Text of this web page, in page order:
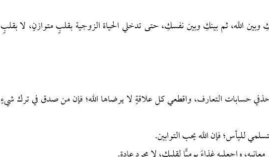
الله، ثم بينكِ وبين نفسكِ، حتى تدخلي الحياة الزوجية بقلبٍ متوازنٍ، لا بقلبٍ
حسابات التعارف، واقطعي كل علاقةٍ لا يرضاها الله؛ فإن من صدق في ترك شيءٍ